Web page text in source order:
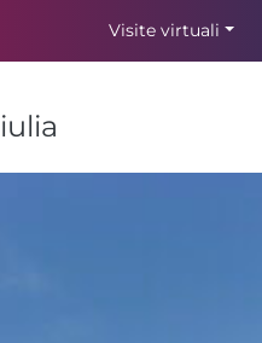
Visite virtuali